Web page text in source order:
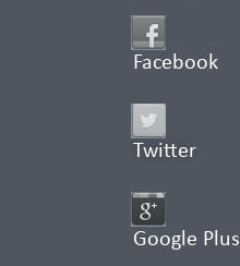
Facebook
Twitter
Google Plus